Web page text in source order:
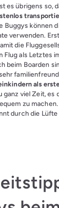
es übrigens so,
Buggys können
verwenden.
die
Flug als Letztes
beim Boarden
als
ganz viel Zeit, es
zu
durch die